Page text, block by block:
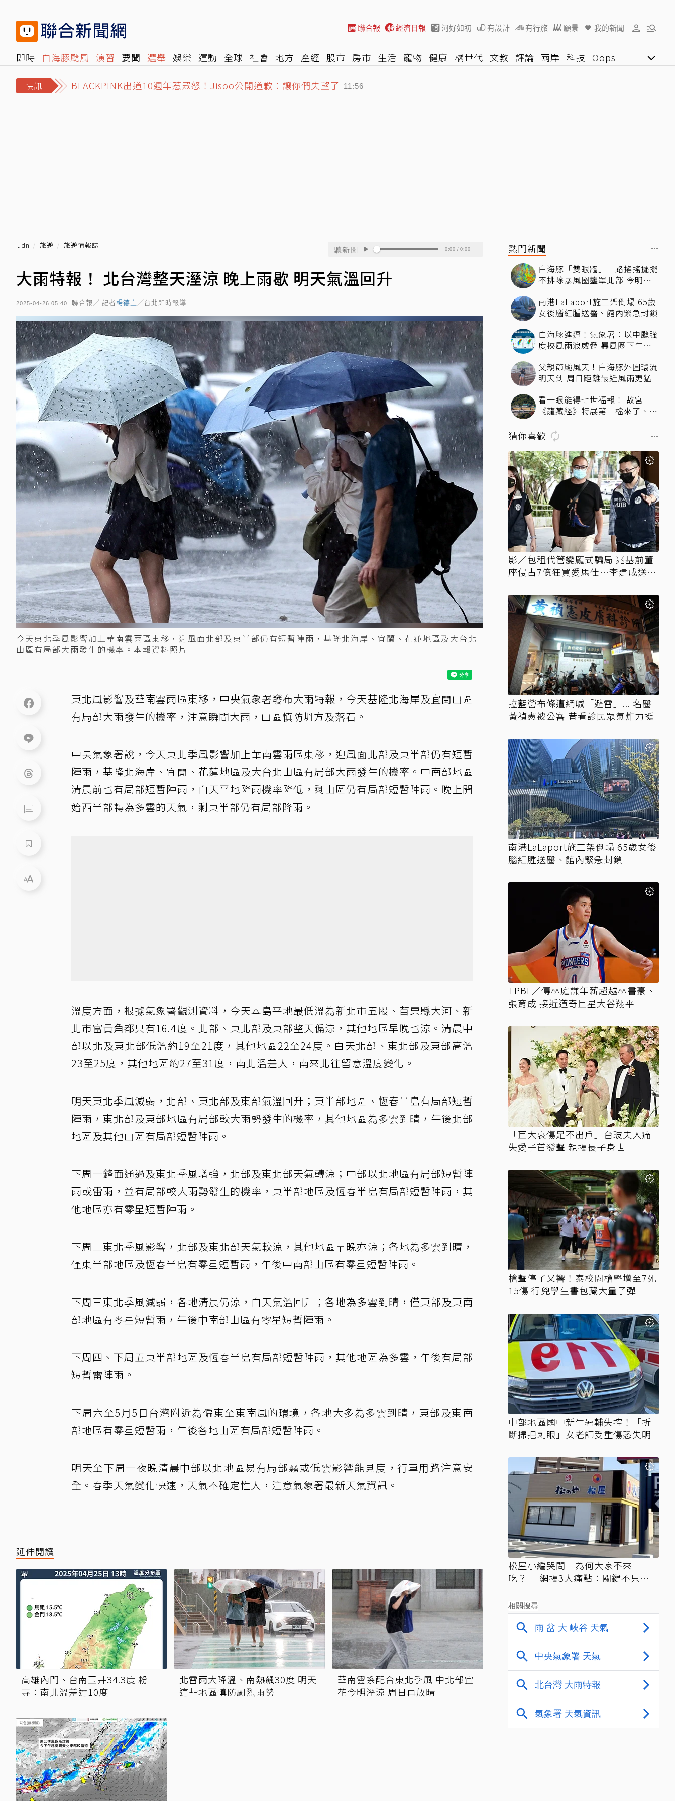
聯合報 經濟日報 河好如初 有設計 有行旅 願景 我的新聞
即時 白海豚颱風 演習 要聞 選舉 娛樂 運動 全球 社會 地方 產經 股市 房市 生活 寵物 健康 橘世代 文教 評論 兩岸 科技 Oops
快訊
BLACKPINK出道10週年惹眾怒！Jisoo公開道歉：讓你們失望了
姜厚任女友被爆當小三！發千字文「不學邏輯很難開始好好活」 11:43
udn 旅遊 旅遊情報誌 聽新聞 0:00 / 0:00
大雨特報！ 北台灣整天溼涼 晚上雨歇 明天氣溫回升
2025-04-26 05:40 聯合報／ 記者楊德宜／台北即時報導
今天東北季風影響加上華南雲雨區東移，迎風面北部及東半部仍有短暫陣雨，基隆北海岸、宜蘭、花蓮地區及大台北
山區有局部大雨發生的機率。本報資料照片
東北風影響及華南雲雨區東移，中央氣象署發布大雨特報，今天基隆北海岸及宜蘭山區
有局部大雨發生的機率，注意瞬間大雨，山區慎防坍方及落石。
中央氣象署說，今天東北季風影響加上華南雲雨區東移，迎風面北部及東半部仍有短暫
陣雨，基隆北海岸、宜蘭、花蓮地區及大台北山區有局部大雨發生的機率。中南部地區
清晨前也有局部短暫陣雨，白天平地降雨機率降低，剩山區仍有局部短暫陣雨。晚上開
始西半部轉為多雲的天氣，剩東半部仍有局部降雨。
溫度方面，根據氣象署觀測資料，今天本島平地最低溫為新北市五股、苗栗縣大河、新
北市富貴角都只有16.4度。北部、東北部及東部整天偏涼，其他地區早晚也涼。清晨中
部以北及東北部低溫約19至21度，其他地區22至24度。白天北部、東北部及東部高溫
23至25度，其他地區約27至31度，南北溫差大，南來北往留意溫度變化。
明天東北季風減弱，北部、東北部及東部氣溫回升；東半部地區、恆春半島有局部短暫
陣雨，東北部及東部地區有局部較大雨勢發生的機率，其他地區為多雲到晴，午後北部
地區及其他山區有局部短暫陣雨。
下周一鋒面通過及東北季風增強，北部及東北部天氣轉涼；中部以北地區有局部短暫陣
雨或雷雨，並有局部較大雨勢發生的機率，東半部地區及恆春半島有局部短暫陣雨，其
他地區亦有零星短暫陣雨。
下周二東北季風影響，北部及東北部天氣較涼，其他地區早晚亦涼；各地為多雲到晴，
僅東半部地區及恆春半島有零星短暫雨，午後中南部山區有零星短暫陣雨。
下周三東北季風減弱，各地清晨仍涼，白天氣溫回升；各地為多雲到晴，僅東部及東南
部地區有零星短暫雨，午後中南部山區有零星短暫陣雨。
下周四、下周五東半部地區及恆春半島有局部短暫陣雨，其他地區為多雲，午後有局部
短暫雷陣雨。
下周六至5月5日台灣附近為偏東至東南風的環境，各地大多為多雲到晴，東部及東南
部地區有零星短暫雨，午後各地山區有局部短暫陣雨。
明天至下周一夜晚清晨中部以北地區易有局部霧或低雲影響能見度，行車用路注意安
全。春季天氣變化快速，天氣不確定性大，注意氣象署最新天氣資訊。
延伸閱讀
高雄內門、台南玉井34.3度 粉
專：南北溫差達10度
北雷雨大降溫、南熱飆30度 明天
這些地區慎防劇烈雨勢
華南雲系配合東北季風 中北部宜
花今明溼涼 周日再放晴
熱門新聞
白海豚「雙眼牆」一路搖搖擺擺
不排除暴風圈壟罩北部 今明最
南港LaLaport施工架倒塌 65歲
女後腦紅腫送醫、館內緊急封鎖
白海豚進逼！氣象署：以中颱強
度挾風雨浪威脅 暴風圈下午影
父親節颱風天！白海豚外圍環流
明天到 周日距離最近風雨更猛
看一眼能得七世福報！ 故宮
《龍藏經》特展第二檔來了、文
驚：貧窮限制想像
猜你喜歡
影／包租代管變龐式騙局 兆基前董
座侵占7億狂買愛馬仕…李建成送北
拉藍營布條遭網喊「避雷」... 名醫
黃禎憲被公審 昔看診民眾氣炸力挺
南港LaLaport施工架倒塌 65歲女後
腦紅腫送醫、館內緊急封鎖
TPBL／傳林庭謙年薪超越林書豪、
張育成 接近道奇巨星大谷翔平
「巨大哀傷足不出戶」台玻夫人痛
失愛子首發聲 親揭長子身世
槍聲停了又響！泰校園槍擊增至7死
15傷 行兇學生書包藏大量子彈
中部地區國中新生暑輔失控！「折
斷掃把刺眼」女老師受重傷恐失明
松屋小編哭問「為何大家不來
吃？」 網揭3大痛點：關鍵不只價